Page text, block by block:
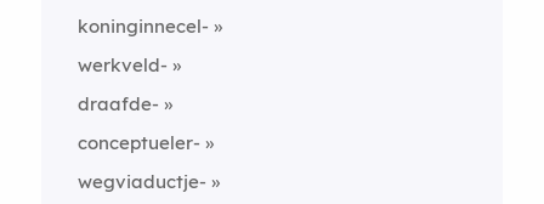
koninginnecel-
werkveld-
draafde-
conceptueler-
wegviaductje-